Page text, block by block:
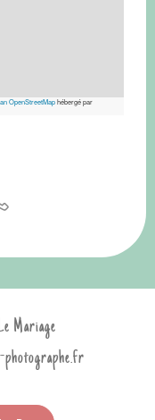
OpenStreetMaphébergé par
Mariage